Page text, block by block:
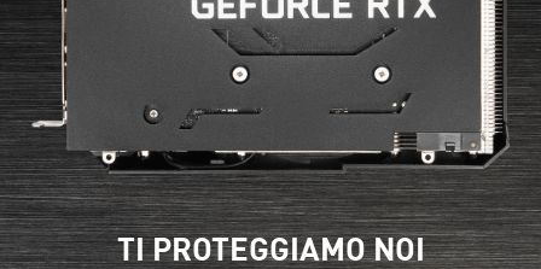
TI PROTEGGIAMO NOI